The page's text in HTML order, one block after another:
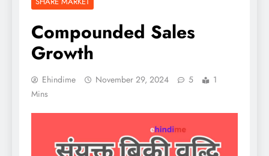
Compounded Sales
Growth
Ehindime November 29, 2024 5
1
Mins